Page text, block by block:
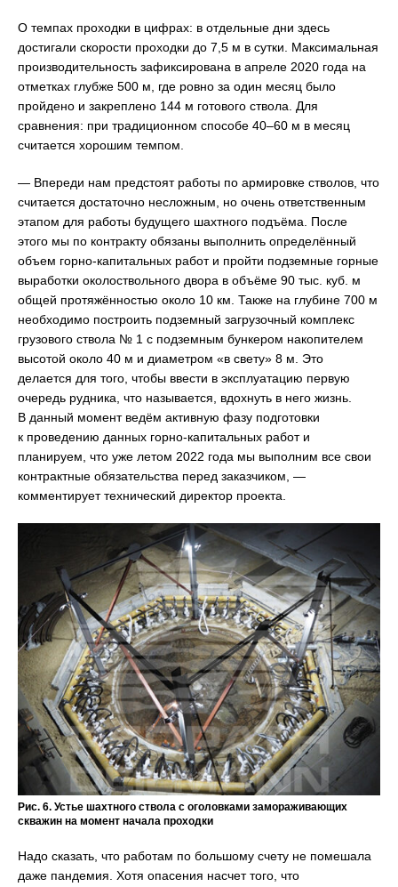
О темпах проходки в цифрах: в отдельные дни здесь
достигали скорости проходки до 7,5 м в сутки. Максимальная
производительность зафиксирована в апреле 2020 года на
отметках глубже 500 м, где ровно за один месяц было
пройдено и закреплено 144 м готового ствола. Для
сравнения: при традиционном способе 40–60 м в месяц
считается хорошим темпом.
— Впереди нам предстоят работы по армировке стволов, что
считается достаточно несложным, но очень ответственным
этапом для работы будущего шахтного подъёма. После
этого мы по контракту обязаны выполнить определённый
объем горно-капитальных работ и пройти подземные горные
выработки околоствольного двора в объёме 90 тыс. куб. м
общей протяжённостью около 10 км. Также на глубине 700 м
необходимо построить подземный загрузочный комплекс
грузового ствола № 1 с подземным бункером накопителем
высотой около 40 м и диаметром «в свету» 8 м. Это
делается для того, чтобы ввести в эксплуатацию первую
очередь рудника, что называется, вдохнуть в него жизнь.
В данный момент ведём активную фазу подготовки
к проведению данных горно-капитальных работ и
планируем, что уже летом 2022 года мы выполним все свои
контрактные обязательства перед заказчиком, —
комментирует технический директор проекта.
Рис. 6. Устье шахтного ствола с оголовками замораживающих
скважин на момент начала проходки
Надо сказать, что работам по большому счету не помешала
даже пандемия. Хотя опасения насчет того, что